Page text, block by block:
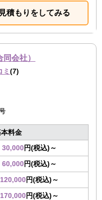
積もりをしてみる
会社）
ミ(7)
料金
30,000円(税込)～
60,000円(税込)～
120,000円(税込)～
170,000円(税込)～